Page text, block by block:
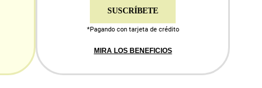
SUSCRÍBETE
*Pagando con tarjeta de crédito
MIRA LOS BENEFICIOS